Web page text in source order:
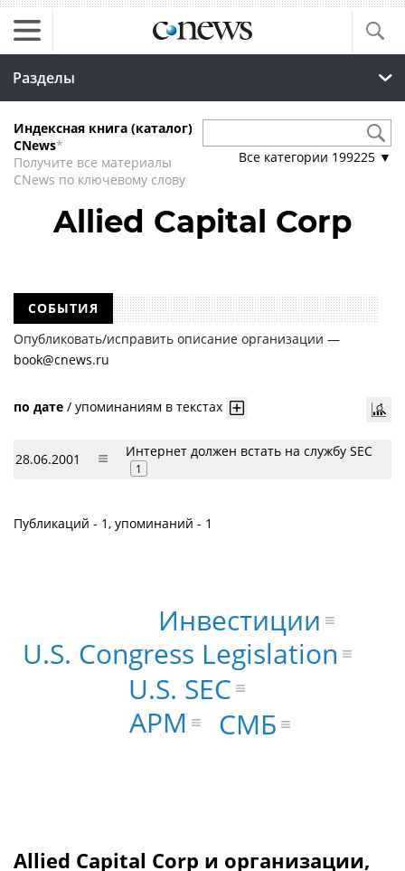
Разделы
Индексная книга (каталог)
CNews*
Получите все материалы
CNews по ключевому слову
Все категории 199225 ▼
Allied Capital Corp
СОБЫТИЯ
Опубликовать/исправить описание организации —
book@cnews.ru
по дате / упоминаниям в текстах
28.06.2001 Интернет должен встать на службу SEC
1
Публикаций - 1, упоминаний - 1
U.S. SEC
U.S. Congress Legislation
АРМ
Инвестиции
СМБ
Allied Capital Corp и организации,